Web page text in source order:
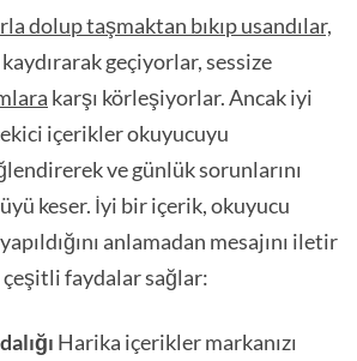
dolup taşmaktan bıkıp usandılar,
kaydırarak geçiyorlar, sessize
karşı körleşiyorlar. Ancak iyi
içerikler okuyucuyu
ve günlük sorunlarını
keser. İyi bir içerik, okuyucu
anlamadan mesajını iletir
faydalar sağlar:
Harika içerikler markanızı